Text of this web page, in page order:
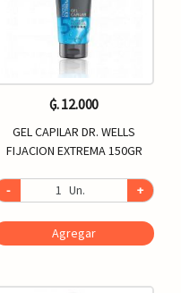
₲. 12.000
GEL CAPILAR DR. WELLS
FIJACION EXTREMA 150GR
- Un. +
Agregar